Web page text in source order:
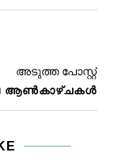
അടുത്ത പോസ്റ്റ്
ആൺകാഴ്ചകൾ